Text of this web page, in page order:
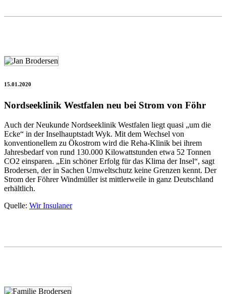
15.01.2020
Nordseeklinik Westfalen neu bei Strom von Föhr
Auch der Neukunde Nordseeklinik Westfalen liegt quasi „um die
Ecke“ in der Inselhauptstadt Wyk. Mit dem Wechsel von
konventionellem zu Ökostrom wird die Reha-Klinik bei ihrem
Jahresbedarf von rund 130.000 Kilowattstunden etwa 52 Tonnen
CO2 einsparen. „Ein schöner Erfolg für das Klima der Insel“, sagt
Brodersen, der in Sachen Umweltschutz keine Grenzen kennt. Der
Strom der Föhrer Windmüller ist mittlerweile in ganz Deutschland
erhältlich.
Quelle: Wir Insulaner